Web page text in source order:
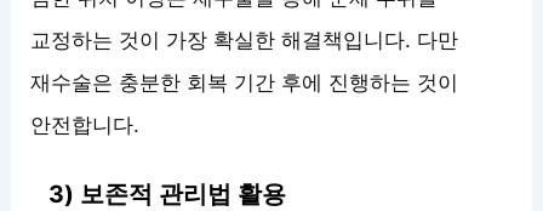
교정하는 것이 가장 확실한 해결책입니다. 다만
재수술은 충분한 회복 기간 후에 진행하는 것이
안전합니다.
3) 보존적 관리법 활용